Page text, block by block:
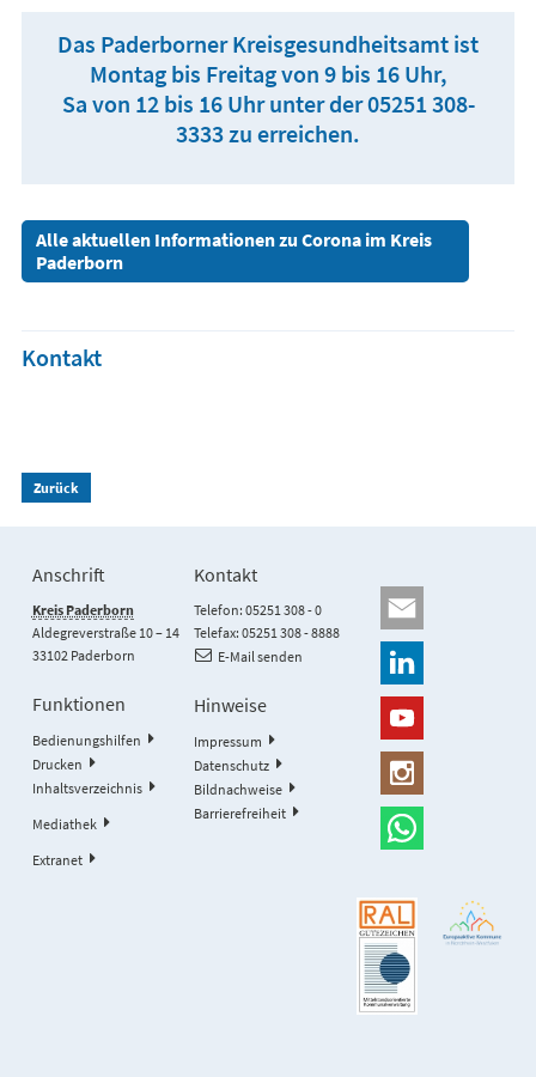
Das Paderborner Kreisgesundheitsamt ist
Montag bis Freitag von 9 bis 16 Uhr,
Sa von 12 bis 16 Uhr unter der 05251 308-
3333 zu erreichen.
Alle aktuellen Informationen zu Corona im Kreis
Paderborn
Kontakt
Zurück
Anschrift
Kreis Paderborn
Aldegreverstraße 10 – 14
33102 Paderborn
Kontakt
Telefon: 05251 308 - 0
Telefax: 05251 308 - 8888
E-Mail senden
Funktionen
Bedienungshilfen
Drucken
Inhaltsverzeichnis
Mediathek
Extranet
Hinweise
Impressum
Datenschutz
Bildnachweise
Barrierefreiheit